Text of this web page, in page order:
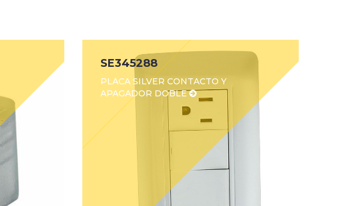
SE345288
PLACA SILVER CONTACTO Y
APAGADOR DOBLE